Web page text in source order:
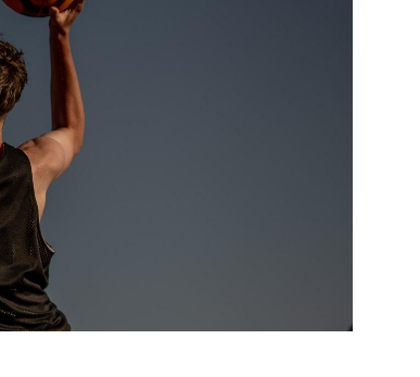
Ressorts
Sport
Jugend
Trainer
Schiedsrichter
Breitensport